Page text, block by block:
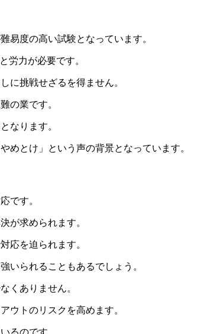
易度の高い試験となっています。
労力が必要です。
に挑戦せざるを得ません。
の業です。
なります。
めとけ」という声の背景となっています。
です。
が求められます。
応を迫られます。
いられることもあるでしょう。
くありません。
ウトのリスクを高めます。
るのです。